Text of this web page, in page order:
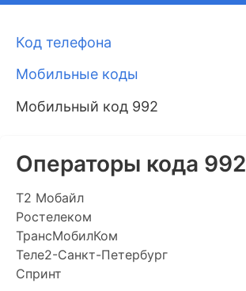
Код телефона
Мобильные коды
Мобильный код 992
Операторы кода 992
Т2 Мобайл
Ростелеком
ТрансМобилКом
Теле2-Санкт-Петербург
Спринт